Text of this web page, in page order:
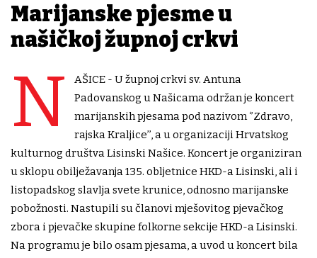
Marijanske pjesme u
našičkoj župnoj crkvi
N
AŠICE - U župnoj crkvi sv. Antuna
Padovanskog u Našicama održan je koncert
marijanskih pjesama pod nazivom ‘’Zdravo,
rajska Kraljice’’, a u organizaciji Hrvatskog
kulturnog društva Lisinski Našice. Koncert je organiziran
u sklopu obilježavanja 135. obljetnice HKD-a Lisinski, ali i
listopadskog slavlja svete krunice, odnosno marijanske
pobožnosti. Nastupili su članovi mješovitog pjevačkog
zbora i pjevačke skupine folkorne sekcije HKD-a Lisinski.
Na programu je bilo osam pjesama, a uvod u koncert bila